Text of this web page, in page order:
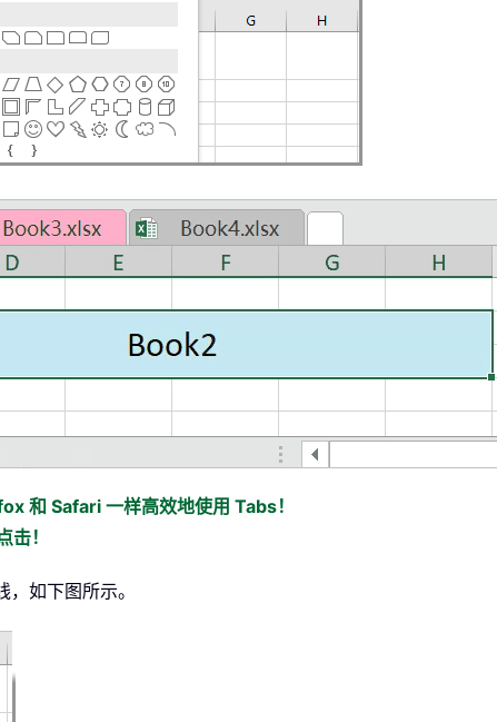
和 Safari 一样高效地使用 Tabs！
！
如下图所示。